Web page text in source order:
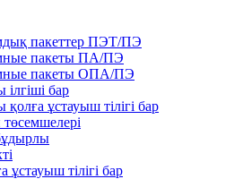
пакеттер ПЭТ/ПЭ
пакеты ПА/ПЭ
пакеты ОПА/ПЭ
бар
ұстауыш тілігі бар
ұстауыш тілігі бар